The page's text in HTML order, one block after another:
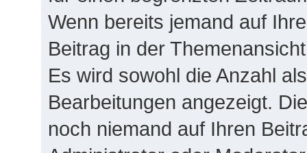
Wenn bereits jemand auf
Beitrag in der
Es wird sowohl die Anzahl
Bearbeitungen angezeigt.
noch niemand auf Ihren